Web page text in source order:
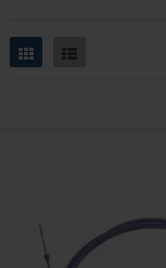
Grid List